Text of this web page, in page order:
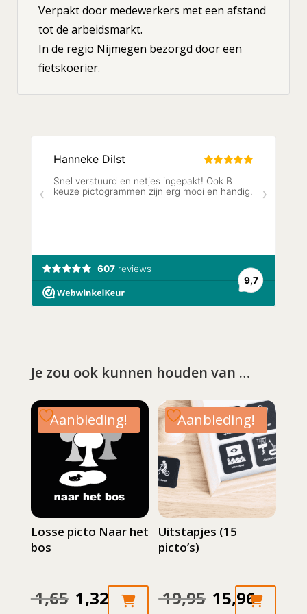
Verpakt door medewerkers met een afstand
tot de arbeidsmarkt.
In de regio Nijmegen bezorgd door een
fietskoerier.
Je zou ook kunnen houden van …
Aanbieding!
Losse picto Naar het
bos
1,65 Oorspronkelijke
1,32 Huidige
Aanbieding!
Uitstapjes (15
picto’s)
19,95 Oorspronkelijke
15,96Huidige